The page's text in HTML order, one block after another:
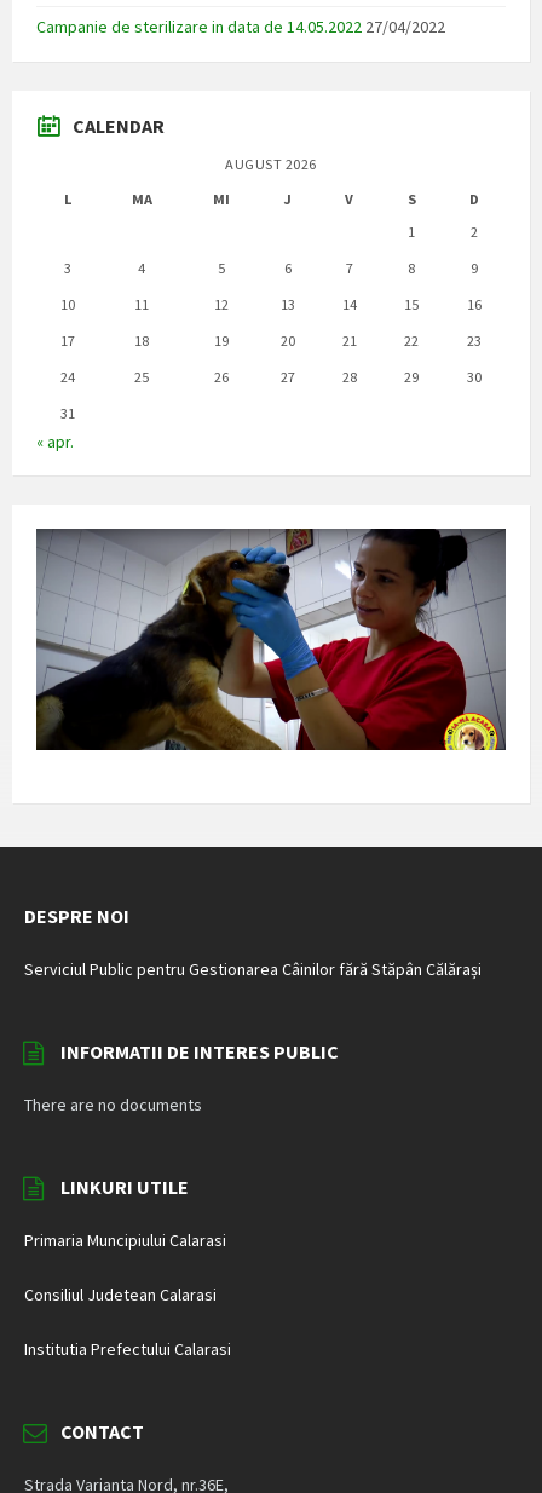
Campanie de sterilizare in data de 14.05.2022 27/04/2022
CALENDAR
AUGUST 2026
L
MA MI J V S
D
1
2
3
4 5 6 7 8
9
10
11 12 13 14 15
16
17
18 19 20 21 22
23
24
25 26 27 28 29
30
31
« apr.
DESPRE NOI
Serviciul Public pentru Gestionarea Câinilor fără Stăpân Călărași
INFORMATII DE INTERES PUBLIC
There are no documents
LINKURI UTILE
Primaria Muncipiului Calarasi
Consiliul Judetean Calarasi
Institutia Prefectului Calarasi
CONTACT
Strada Varianta Nord, nr.36E,